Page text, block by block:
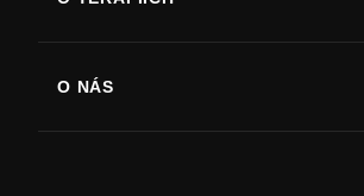
Parkinsonova choroba
Artritida
O NÁS